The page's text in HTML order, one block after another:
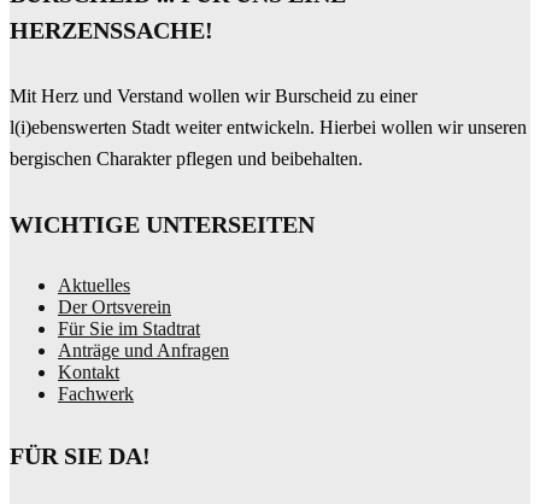
HERZENSSACHE!
Mit Herz und Verstand wollen wir Burscheid zu einer
l(i)ebenswerten Stadt weiter entwickeln. Hierbei wollen wir unseren
bergischen Charakter pflegen und beibehalten.
WICHTIGE UNTERSEITEN
Aktuelles
Der Ortsverein
Für Sie im Stadtrat
Anträge und Anfragen
Kontakt
Fachwerk
FÜR SIE DA!